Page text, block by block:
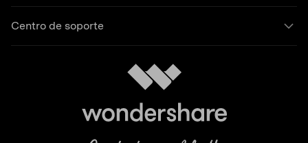
Centro de soporte